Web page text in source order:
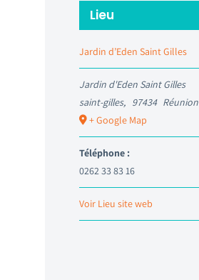
Lieu
Jardin d’Eden Saint Gilles
Jardin d'Eden Saint Gilles
saint-gilles, 97434 Réunion
+ Google Map
Téléphone :
0262 33 83 16
Voir Lieu site web